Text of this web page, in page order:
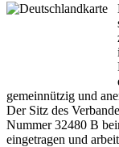
gemeinnützig und
Der Sitz des
Nummer 32480 B
eingetragen und